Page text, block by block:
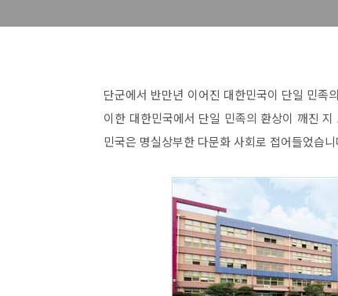
단군에서 반만년 이어진 대한민국이 단일 민족
이한 대한민국에서 단일 민족의 환상이 깨진
민국은 명실상부한 다문화 사회로 접어들었습